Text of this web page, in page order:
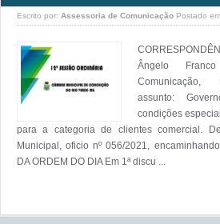
Escrito por: Assessoria de Comunicação Postado
Ângelo
Comunicação,
assunto:
condições
para a categoria de clientes comercial.
Municipal, oficio nº 056/2021,
DA ORDEM DO DIA Em 1ª discu ...